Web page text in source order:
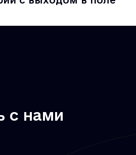
с нами